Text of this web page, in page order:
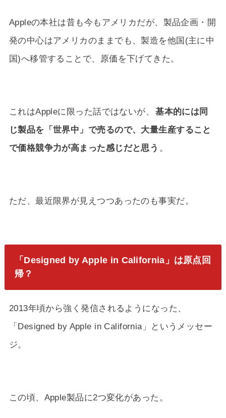
Appleの本社は昔も今もアメリカだが、製品企画・開
発の中心はアメリカのままでも、製造を他国(主に中
国)へ移管することで、原価を下げてきた。
これはAppleに限った話ではないが、 基本的には同
じ製品を「世界中」で売るので、大量生産すること
で価格競争力が高まった感じだと思う 。
ただ、最近限界が見えつつあったのも事実だ。
「Designed by Apple in California」は原点回
帰？
2013年頃から強く発信されるようになった、
「Designed by Apple in California」というメッセー
ジ。
この頃、Apple製品に2つ変化があった。